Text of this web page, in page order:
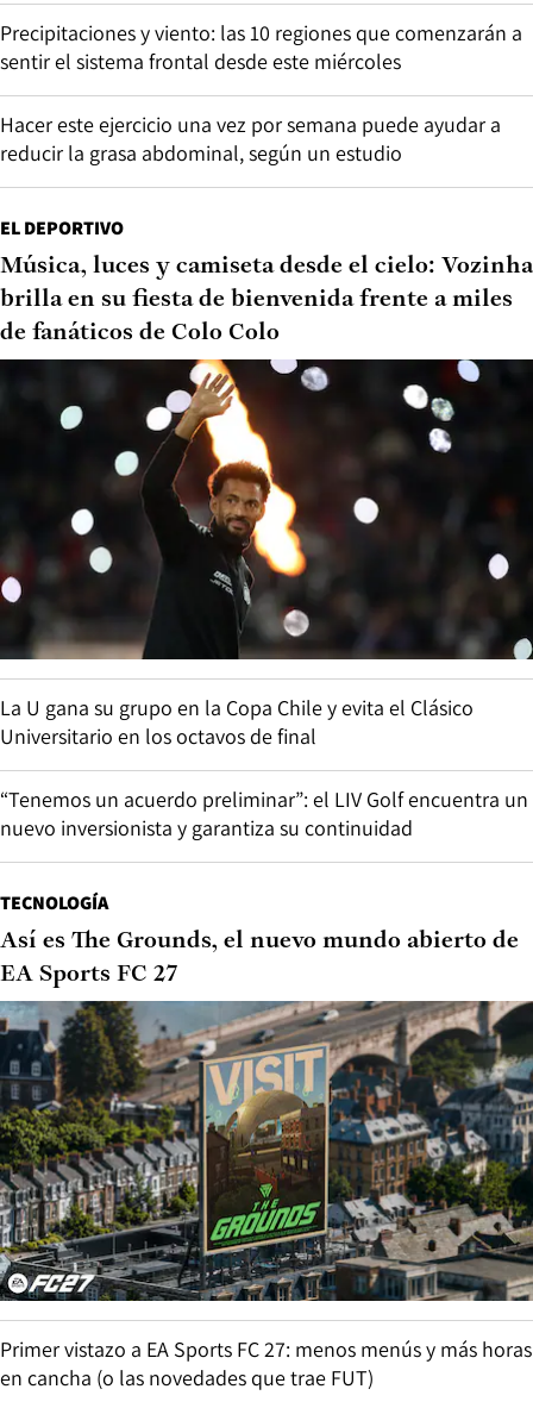
Precipitaciones y viento: las 10 regiones que comenzarán a
sentir el sistema frontal desde este miércoles
Hacer este ejercicio una vez por semana puede ayudar a
reducir la grasa abdominal, según un estudio
EL DEPORTIVO
Música, luces y camiseta desde el cielo: Vozinha
brilla en su fiesta de bienvenida frente a miles
de fanáticos de Colo Colo
La U gana su grupo en la Copa Chile y evita el Clásico
Universitario en los octavos de final
“Tenemos un acuerdo preliminar”: el LIV Golf encuentra un
nuevo inversionista y garantiza su continuidad
TECNOLOGÍA
Así es The Grounds, el nuevo mundo abierto de
EA Sports FC 27
Primer vistazo a EA Sports FC 27: menos menús y más horas
en cancha (o las novedades que trae FUT)